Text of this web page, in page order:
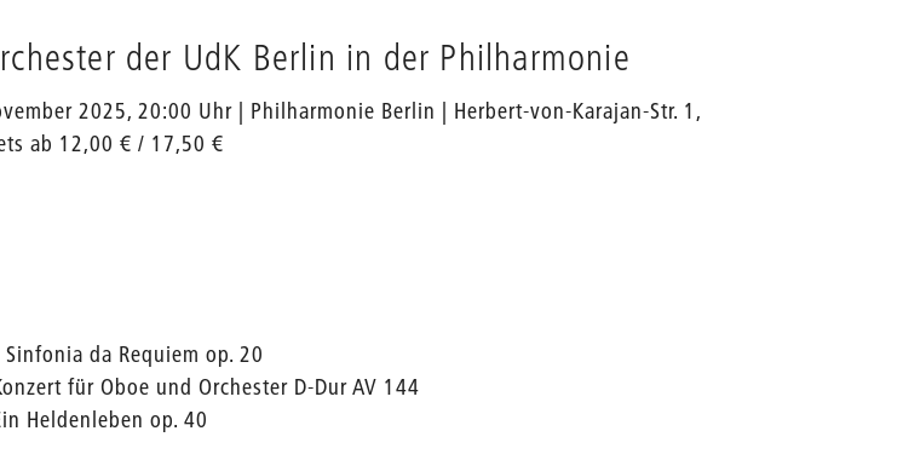
der UdK Berlin in der Philharmonie
2025, 20:00 Uhr | Philharmonie Berlin | Herbert-von-Karajan-Str. 1,
ab 12,00 € / 17,50 €
Sinfonia da Requiem op. 20
für Oboe und Orchester D-Dur AV 144
Heldenleben op. 40